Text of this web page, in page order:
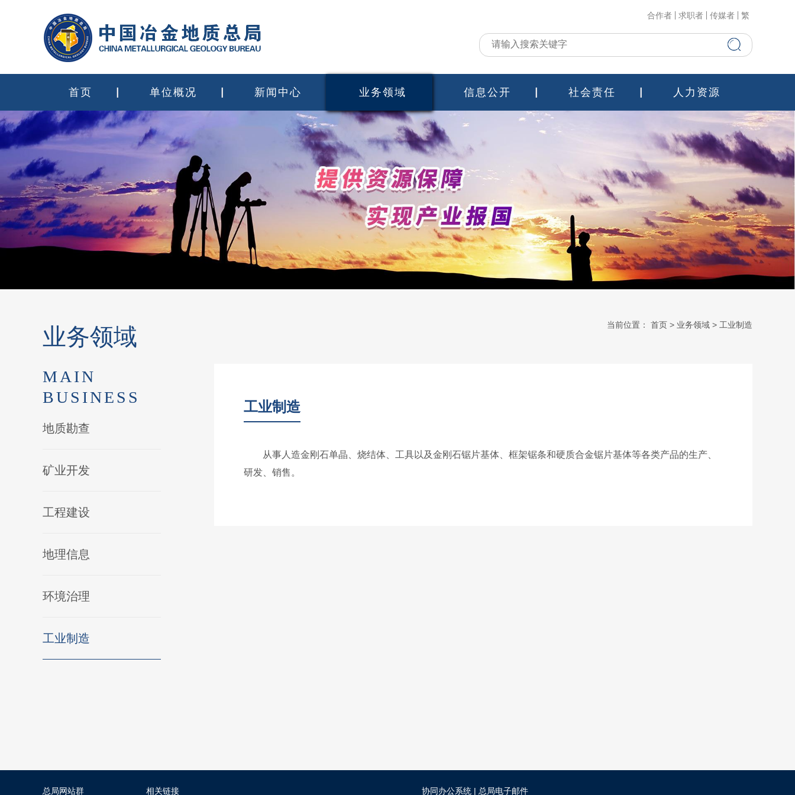
合作者 求职者 传媒者 繁
首页 单位概况 新闻中心 业务领域 信息公开 社会责任 人力资源
业务领域
MAIN
BUSINESS
地质勘查
矿业开发
工程建设
地理信息
环境治理
工业制造
当前位置： 首页 > 业务领域 > 工业制造
工业制造
从事人造金刚石单晶、烧结体、工具以及金刚石锯片基体、框架锯条和硬质合金锯片基体等各类产品的生产、
研发、销售。
总局网站群 相关链接 协同办公系统 | 总局电子邮件